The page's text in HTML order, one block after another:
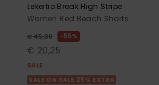
Lekeitio Break High Stripe
Women Red Beach Shorts
€ 45,00 55%
€ 20,25
SALE
SALE ON SALE 25% EXTRA